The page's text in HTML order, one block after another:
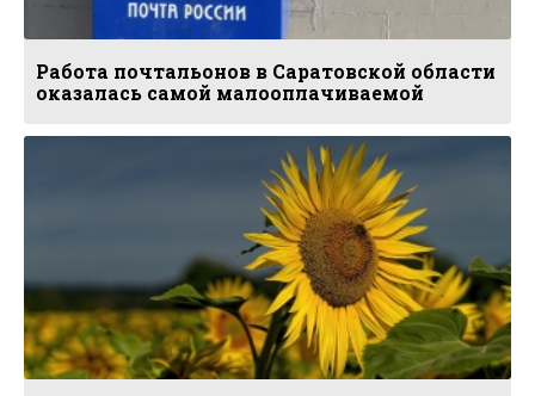
Работа почтальонов в Саратовской области
оказалась самой малооплачиваемой